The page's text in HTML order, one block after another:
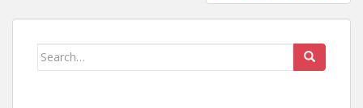
Search for: